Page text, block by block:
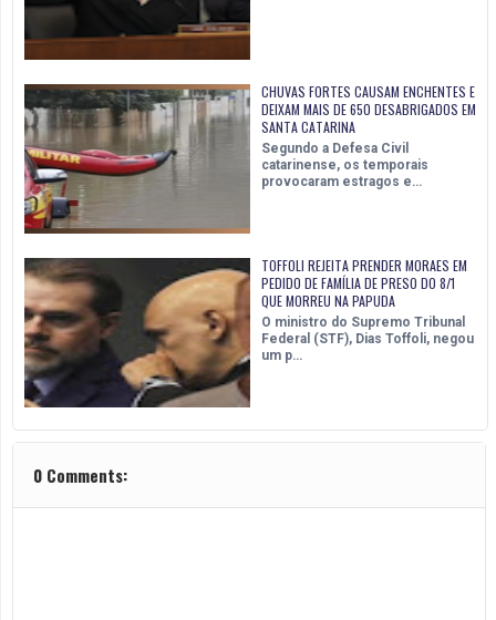
CHUVAS FORTES CAUSAM ENCHENTES E
DEIXAM MAIS DE 650 DESABRIGADOS EM
SANTA CATARINA
Segundo a Defesa Civil
catarinense, os temporais
provocaram estragos e…
TOFFOLI REJEITA PRENDER MORAES EM
PEDIDO DE FAMÍLIA DE PRESO DO 8/1
QUE MORREU NA PAPUDA
O ministro do Supremo Tribunal
Federal (STF), Dias Toffoli, negou
um p…
0 Comments: